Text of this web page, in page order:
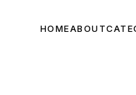
HOMEABOUT